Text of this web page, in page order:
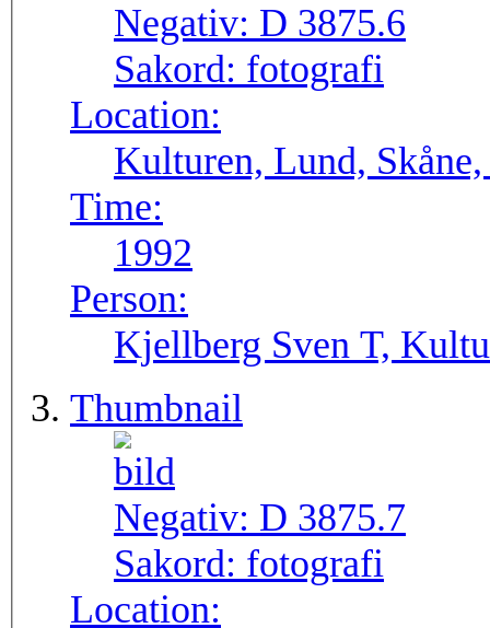
Negativ: D 3875.6
Sakord: fotografi
Location:
Kulturen, Lund,
Time:
1992
Person:
Kjellberg Sven T,
Thumbnail
Negativ: D 3875.7
Sakord: fotografi
Location: